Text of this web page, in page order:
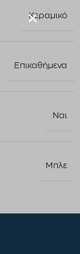
Κεραμικό
Επικαθήμενα
Ναι
Μπλε